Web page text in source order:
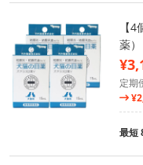
【
薬
定期
最短